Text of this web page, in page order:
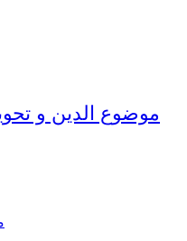
15145 - موضوع الدين و